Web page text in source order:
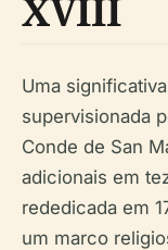
XVIII
Uma
supervisionada
Conde de San
adicionais em
rededicada em
um marco